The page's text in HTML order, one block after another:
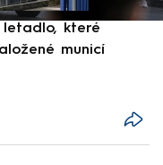
letadlo, které
municí